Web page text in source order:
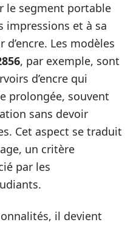
le segment portable
impressions et à sa
Les modèles
, par exemple, sont
d’encre qui
prolongée, souvent
sans devoir
Cet aspect se traduit
un critère
par les
il devient